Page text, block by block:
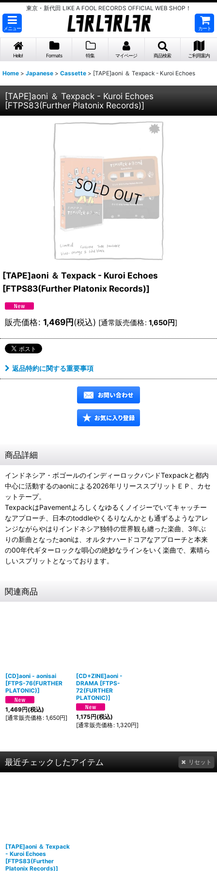
東京・新代田 LIKE A FOOL RECORDS OFFICIAL WEB SHOP！
メニュー カート
Hello! Formats 特集 マイページ 商品検索 ご利用案内
Home > Japanese > Cassette > [TAPE]aoni ＆ Texpack - Kuroi Echoes
[TAPE]aoni ＆ Texpack - Kuroi Echoes
[FTPS83(Further Platonix Records)]
[TAPE]aoni ＆ Texpack - Kuroi Echoes
[FTPS83(Further Platonix Records)]
販売価格: 1,469円(税込) [通常販売価格: 1,650円]
返品特約に関する重要事項
商品詳細
インドネシア・ボゴールのインディーロックバンドTexpackと都内
中心に活動するのaoniによる2026年リリーススプリットＥＰ、カセ
ットテープ。
TexpackはPavementよろしくなゆるくノイジーでいてキャッチー
なアプローチ、日本のtoddleやくるりなんかとも通ずるようなアレ
ンジながらやはりインドネシア独特の世界観も纏った楽曲、3年ぶ
りの新曲となったaoniは、オルタナハードコアなアプローチと本来
の00年代ギターロックな唄心の絶妙なラインをいく楽曲で、素晴ら
しいスプリットとなっております。
関連商品
[CD]aoni - aonisai
[FTPS-76(FURTHER
PLATONIC)]
1,469円(税込)
[通常販売価格: 1,650円]
[CD+ZINE]aoni -
DRAMA [FTPS-
72(FURTHER
PLATONIC)]
1,175円(税込)
[通常販売価格: 1,320円]
最近チェックしたアイテム リセット
[TAPE]aoni ＆ Texpack
- Kuroi Echoes
[FTPS83(Further
Platonix Records)]